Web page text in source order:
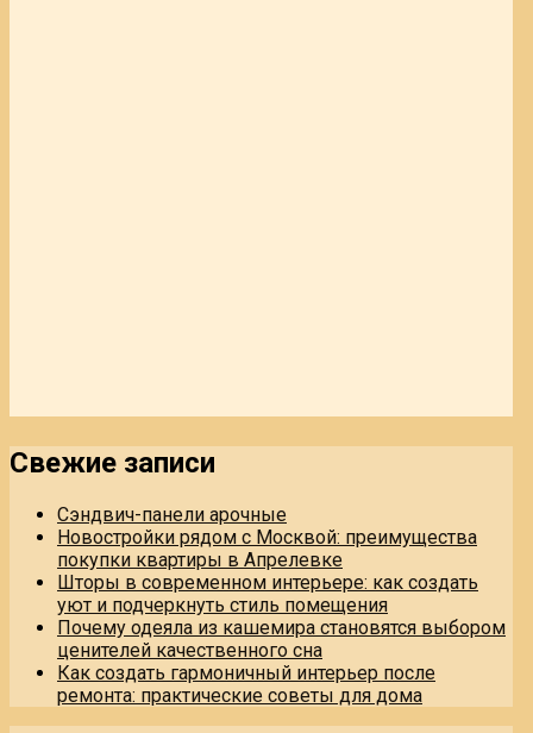
Свежие записи
Сэндвич-панели арочные
Новостройки рядом с Москвой: преимущества
покупки квартиры в Апрелевке
Шторы в современном интерьере: как создать
уют и подчеркнуть стиль помещения
Почему одеяла из кашемира становятся выбором
ценителей качественного сна
Как создать гармоничный интерьер после
ремонта: практические советы для дома